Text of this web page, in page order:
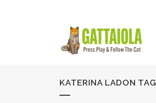
KATERINA LADON TAG